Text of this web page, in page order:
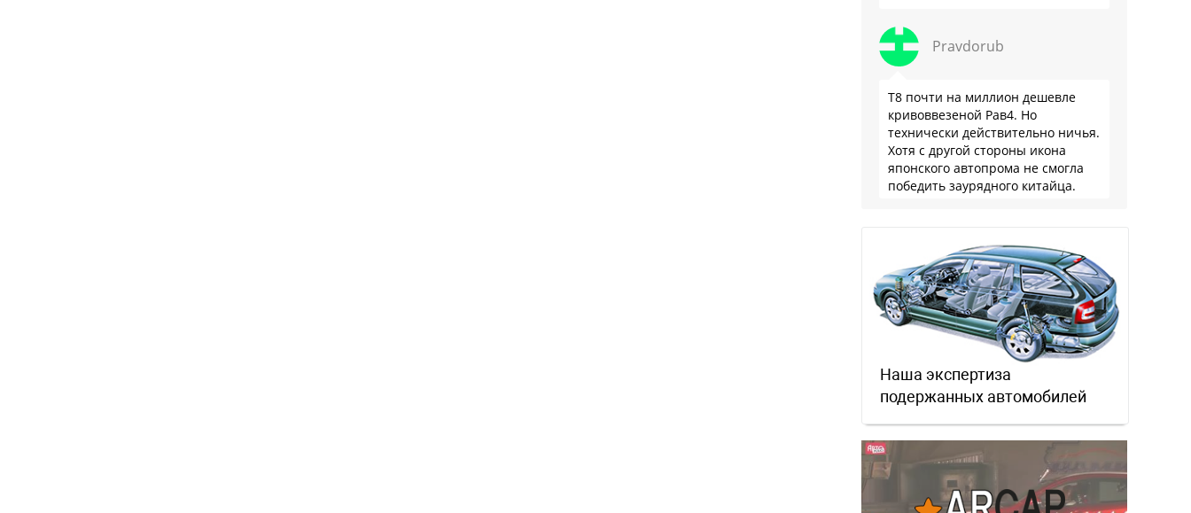
Pravdorub
Т8 почти на миллион дешевле
кривоввезеной Рав4. Но
технически действительно ничья.
Хотя с другой стороны икона
японского автопрома не смогла
победить заурядного китайца.
Наша экспертиза
подержанных автомобилей